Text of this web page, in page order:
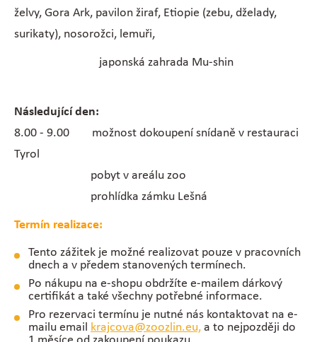
želvy, Gora Ark, pavilon žiraf, Etiopie (zebu, dželady,
surikaty), nosorožci, lemuři,
japonská zahrada Mu-shin
Následující den:
8.00 - 9.00 možnost dokoupení snídaně v restauraci
Tyrol
pobyt v areálu zoo
prohlídka zámku Lešná
Termín realizace:
Tento zážitek je možné realizovat pouze v pracovních
dnech a v předem stanovených termínech.
Po nákupu na e-shopu obdržíte e-mailem dárkový
certifikát a také všechny potřebné informace.
Pro rezervaci termínu je nutné nás kontaktovat na e-
mailu email krajcova@zoozlin.eu,a to nejpozději do